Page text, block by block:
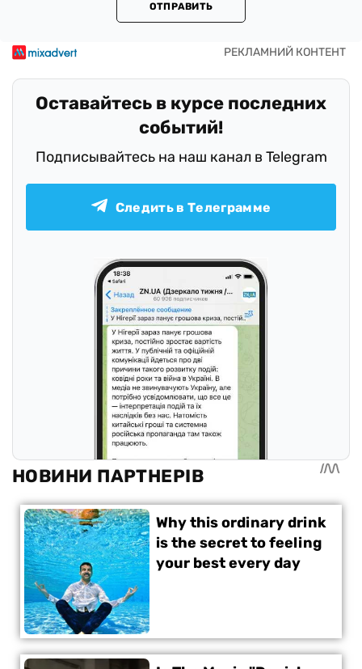
ОТПРАВИТЬ
Оставайтесь в курсе последних
событий!
Подписывайтесь на наш канал в Telegram
Следить в Телеграмме